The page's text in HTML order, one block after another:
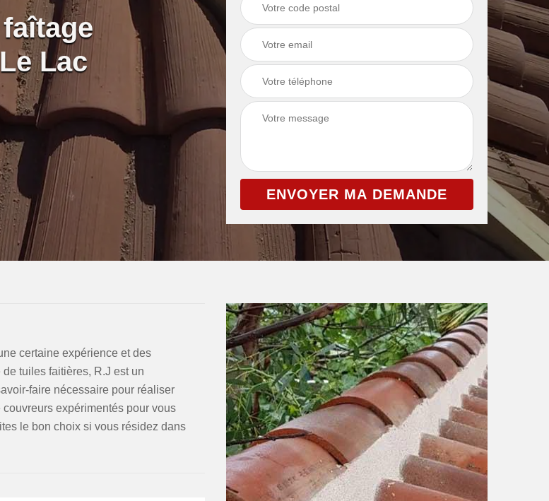
Lac
certaine expérience et des
tuiles faitières, R.J est un
faire nécessaire pour réaliser
expérimentés pour vous
le bon choix si vous résidez dans